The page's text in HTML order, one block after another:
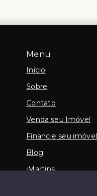
Menu
Início
Sobre
Contato
Venda seu Imóvel
Financie seu imóvel
Blog
iMartins